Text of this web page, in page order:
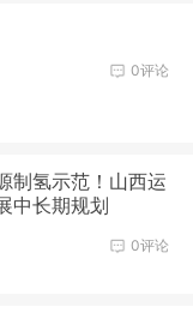
0评论
制氢示范！山西运
中长期规划
0评论